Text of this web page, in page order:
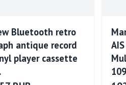
Bluetooth retro
antique record
player cassette